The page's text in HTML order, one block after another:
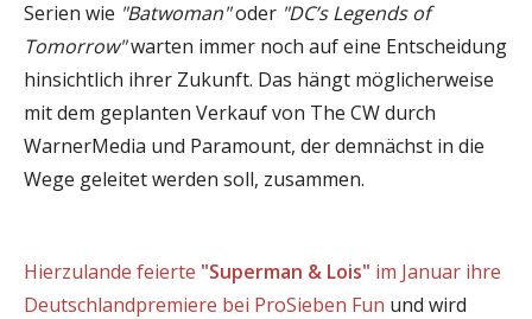
Serien wie "Batwoman"oder "DC’s Legends of
Tomorrow"warten immer noch auf eine Entscheidung
hinsichtlich ihrer Zukunft. Das hängt möglicherweise
mit dem geplanten Verkauf von The CW durch
WarnerMedia und Paramount, der demnächst in die
Wege geleitet werden soll, zusammen.
Hierzulande feierte "Superman & Lois" im Januar ihre
Deutschlandpremiere bei ProSieben Fun und wird